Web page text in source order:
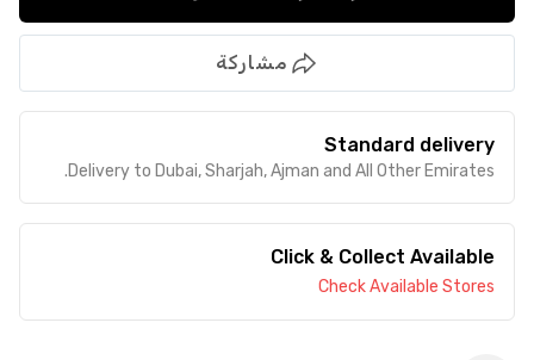
مشاركة
Standard delivery
Delivery to Dubai, Sharjah, Ajman and All Other Emirates.
Click & Collect Available
Check Available Stores